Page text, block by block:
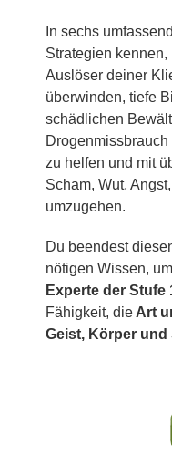
In sechs
Strategien
Auslöser deiner
überwinden, tiefe
schädlichen
zu helfen und mit
Scham, Wut,
umzugehen.
Du beendest
nötigen Wissen, um
Experte der Stufe
Fähigkeit, die Art
Geist, Körper und